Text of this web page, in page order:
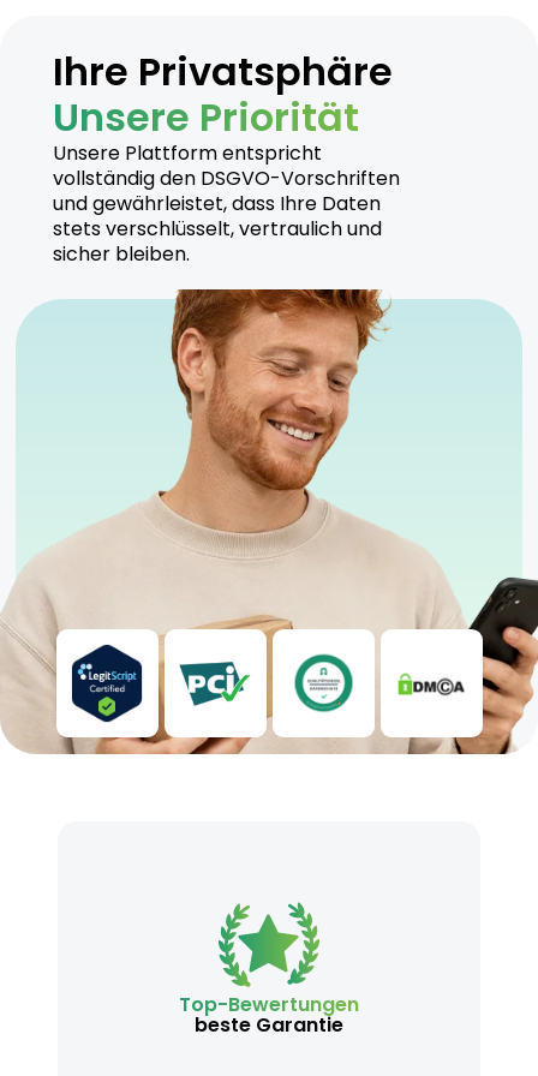
Leichte Zitrusnuancen.
Hersteller
CannabiStada produziert GG Gorilla Glue unter
hohen Qualitätsstandards und setzt auf
nachhaltige Anbaumethoden. Alle Produkte werden
unter strengen Kontrollen hergestellt.
Sicherheitshinweise
Kühl und trocken lagern
Anwendung unter ärztlicher Aufsicht empfohlen
Geeignet für sowohl erfahrene als auch neue
Anwender
Ihre Privatsphäre
Unsere Priorität
Unsere Plattform entspricht
vollständig den DSGVO-Vorschriften
und gewährleistet, dass Ihre Daten
stets verschlüsselt, vertraulich und
sicher bleiben.
Top-Bewertungen
beste Garantie